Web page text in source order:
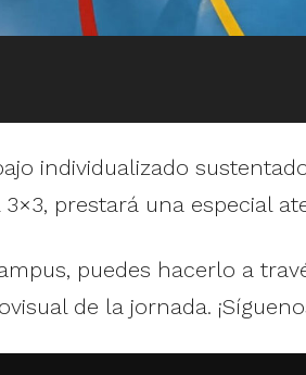
individualizado
prestará una especial
puedes hacerlo a
de la jornada.